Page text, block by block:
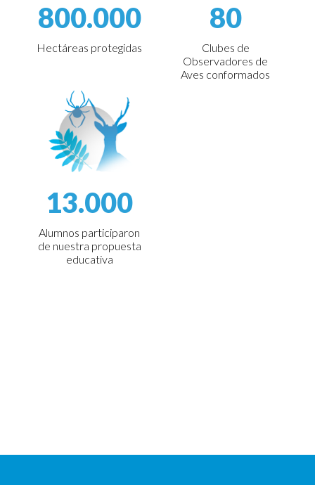
800.000
Hectáreas protegidas
80
Clubes de
Observadores de
Aves conformados
13.000
Alumnos participaron
de nuestra propuesta
educativa